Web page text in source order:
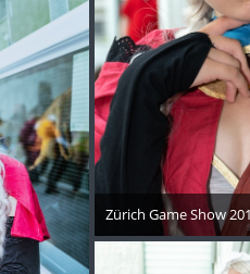
Zürich Game Show
21. Oktober